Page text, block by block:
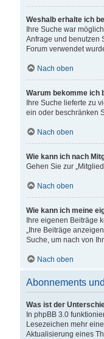
Weshalb erhalte ich
Ihre Suche war
Anfrage und benutzen
Forum verwendet
Nach oben
Warum bekomme ich
Ihre Suche lieferte zu
ein oder beschränken
Nach oben
Wie kann ich nach
Gehen Sie zur
Nach oben
Wie kann ich meine
Ihre eigenen Beiträge
„Ihre Beiträge
Suche, um nach von
Nach oben
Abonnements
Was ist der
In phpBB 3.0
Lesezeichen mehr
Aktualisierung eines